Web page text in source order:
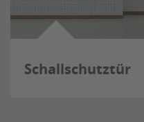
Schallschutztür